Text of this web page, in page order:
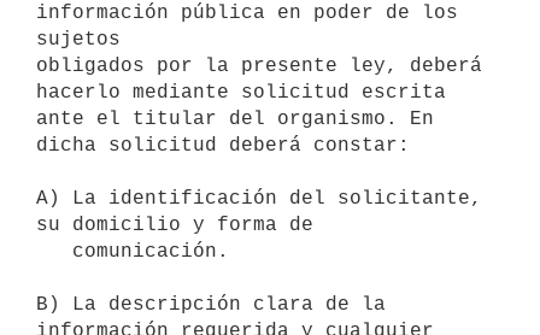
información pública en poder de los
sujetos
obligados por la presente ley, deberá
hacerlo mediante solicitud escrita
ante el titular del organismo. En
dicha solicitud deberá constar:
A) La identificación del solicitante,
su domicilio y forma de
B) La descripción clara de la